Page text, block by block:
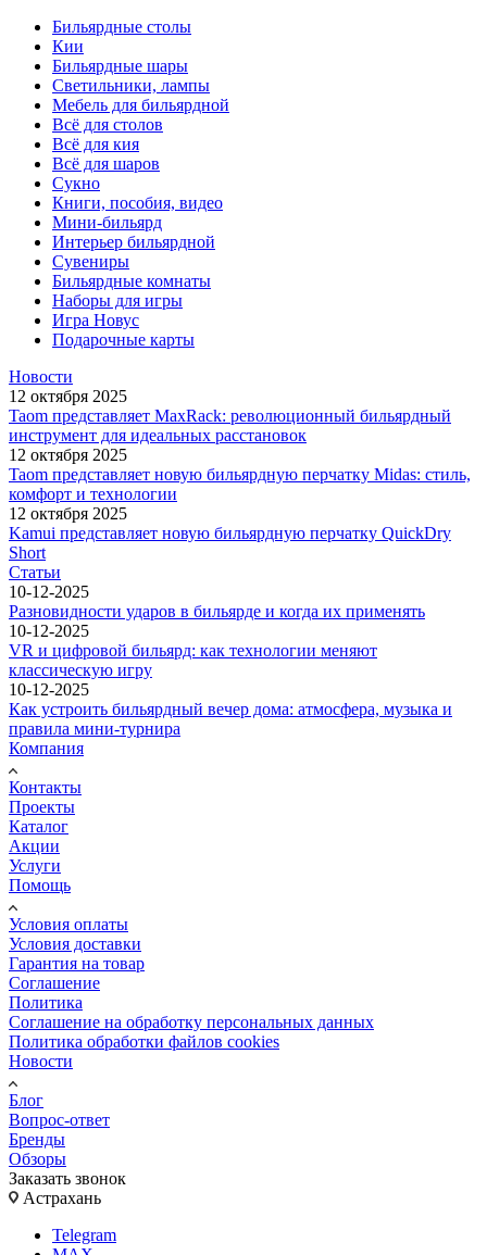
Бильярдные столы
Кии
Бильярдные шары
Светильники, лампы
Мебель для бильярдной
Всё для столов
Всё для кия
Всё для шаров
Сукно
Книги, пособия, видео
Мини-бильярд
Интерьер бильярдной
Сувениры
Бильярдные комнаты
Наборы для игры
Игра Новус
Подарочные карты
Новости
12 октября 2025
Taom представляет MaxRack: революционный бильярдный
инструмент для идеальных расстановок
12 октября 2025
Taom представляет новую бильярдную перчатку Midas: стиль,
комфорт и технологии
12 октября 2025
Kamui представляет новую бильярдную перчатку QuickDry
Short
Статьи
10-12-2025
Разновидности ударов в бильярде и когда их применять
10-12-2025
VR и цифровой бильярд: как технологии меняют
классическую игру
10-12-2025
Как устроить бильярдный вечер дома: атмосфера, музыка и
правила мини-турнира
Компания
Контакты
Проекты
Каталог
Акции
Услуги
Помощь
Условия оплаты
Условия доставки
Гарантия на товар
Соглашение
Политика
Соглашение на обработку персональных данных
Политика обработки файлов cookies
Новости
Блог
Вопрос-ответ
Бренды
Обзоры
Заказать звонок
Астрахань
Telegram